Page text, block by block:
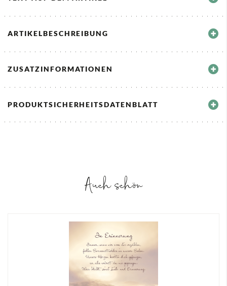
ARTIKELBESCHREIBUNG
ZUSATZINFORMATIONEN
PRODUKTSICHERHEITSDATENBLATT
Auch schön